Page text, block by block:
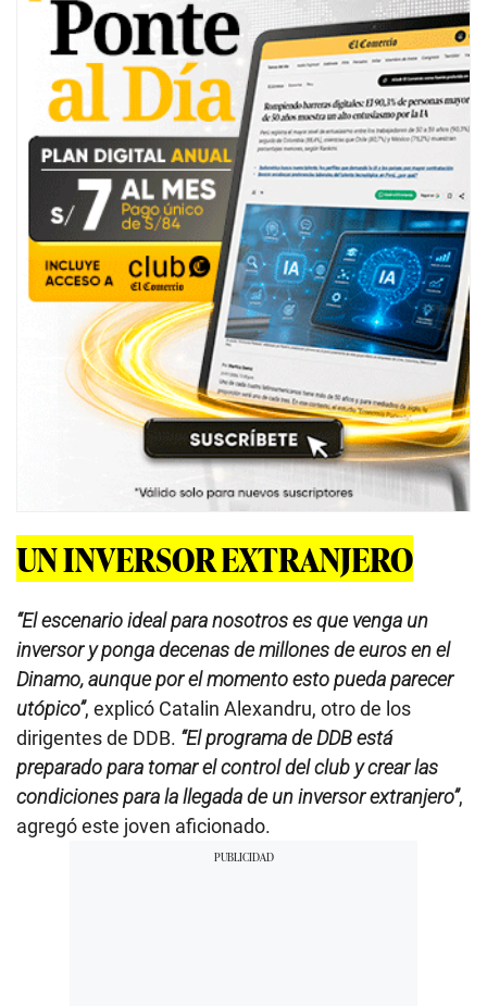
UN INVERSOR EXTRANJERO
“El escenario ideal para nosotros es que venga un
inversor y ponga decenas de millones de euros en el
Dinamo, aunque por el momento esto pueda parecer
utópico”, explicó Catalin Alexandru, otro de los
dirigentes de DDB. “El programa de DDB está
preparado para tomar el control del club y crear las
condiciones para la llegada de un inversor extranjero”,
agregó este joven aficionado.